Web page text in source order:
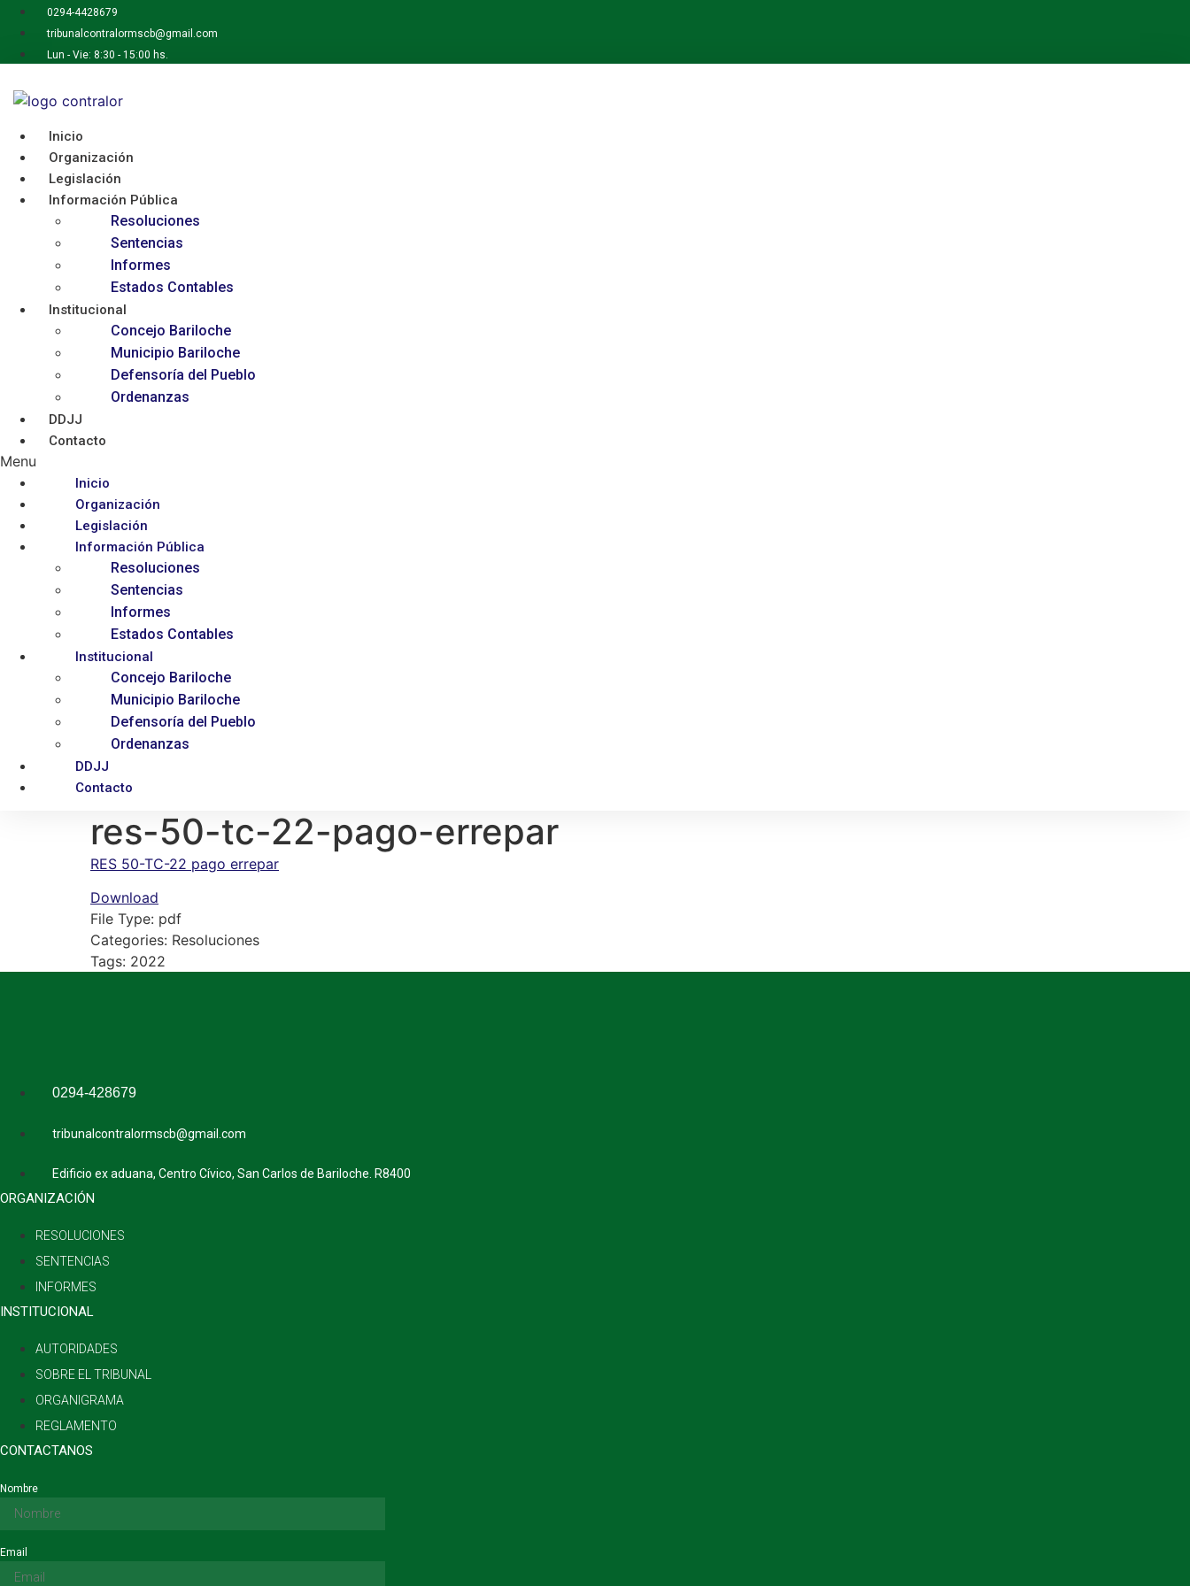
contenido
0294-4428679
tribunalcontralormscb@gmail.com
Lun - Vie: 8:30 - 15:00 hs.
Inicio
Organización
Legislación
Información Pública
Resoluciones
Sentencias
Informes
Estados Contables
Institucional
Concejo Bariloche
Municipio Bariloche
Defensoría del Pueblo
Ordenanzas
DDJJ
Contacto
Menu
Inicio
Organización
Legislación
Información Pública
Resoluciones
Sentencias
Informes
Estados Contables
Institucional
Concejo Bariloche
Municipio Bariloche
Defensoría del Pueblo
Ordenanzas
DDJJ
Contacto
res-50-tc-22-pago-errepar
RES 50-TC-22 pago errepar
Download
File Type: pdf
Categories: Resoluciones
Tags: 2022
0294-428679
tribunalcontralormscb@gmail.com
Edificio ex aduana, Centro Cívico, San Carlos de Bariloche. R8400
ORGANIZACIÓN
RESOLUCIONES
SENTENCIAS
INFORMES
INSTITUCIONAL
AUTORIDADES
SOBRE EL TRIBUNAL
ORGANIGRAMA
REGLAMENTO
CONTACTANOS
Nombre
Email